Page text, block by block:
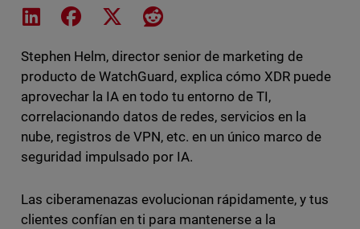
Share on LinkedIn
Share on Facebook
Share on XShare on Reddit
Stephen Helm, director senior de marketing de
producto de WatchGuard, explica cómo XDR puede
aprovechar la IA en todo tu entorno de TI,
correlacionando datos de redes, servicios en la
nube, registros de VPN, etc. en un único marco de
seguridad impulsado por IA.
Las ciberamenazas evolucionan rápidamente, y tus
clientes confían en ti para mantenerse a la